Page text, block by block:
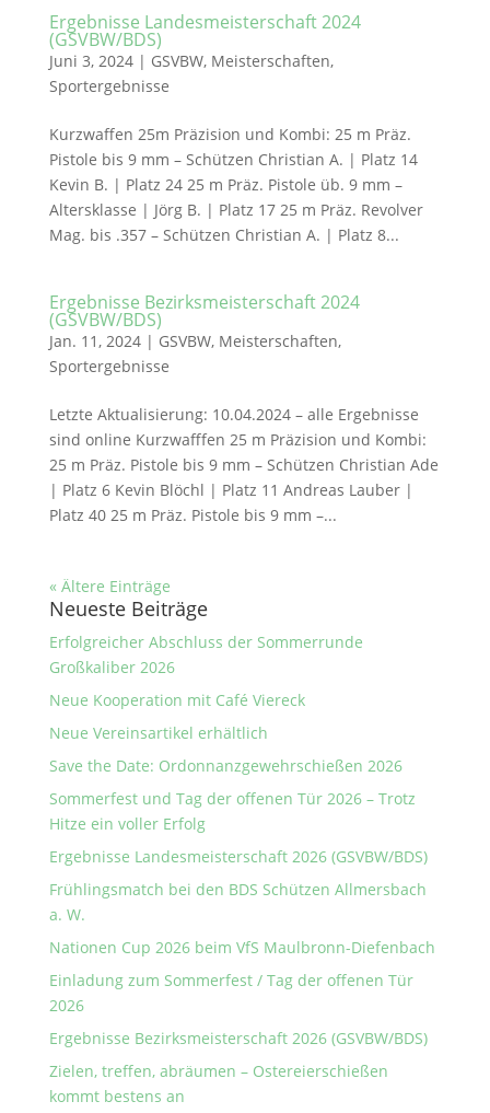
Ergebnisse Landesmeisterschaft 2024
(GSVBW/BDS)
Juni 3, 2024| GSVBW, Meisterschaften,
Sportergebnisse
Kurzwaffen 25m Präzision und Kombi: 25 m Präz.
Pistole bis 9 mm – Schützen Christian A. | Platz 14
Kevin B. | Platz 24 25 m Präz. Pistole üb. 9 mm –
Altersklasse | Jörg B. | Platz 17 25 m Präz. Revolver
Mag. bis .357 – Schützen Christian A. | Platz 8...
Ergebnisse Bezirksmeisterschaft 2024
(GSVBW/BDS)
Jan. 11, 2024| GSVBW, Meisterschaften,
Sportergebnisse
Letzte Aktualisierung: 10.04.2024 – alle Ergebnisse
sind online Kurzwafffen 25 m Präzision und Kombi:
25 m Präz. Pistole bis 9 mm – Schützen Christian Ade
| Platz 6 Kevin Blöchl | Platz 11 Andreas Lauber |
Platz 40 25 m Präz. Pistole bis 9 mm –...
« Ältere Einträge
Neueste Beiträge
Erfolgreicher Abschluss der Sommerrunde
Großkaliber 2026
Neue Kooperation mit Café Viereck
Neue Vereinsartikel erhältlich
Save the Date: Ordonnanzgewehrschießen 2026
Sommerfest und Tag der offenen Tür 2026 – Trotz
Hitze ein voller Erfolg
Ergebnisse Landesmeisterschaft 2026 (GSVBW/BDS)
Frühlingsmatch bei den BDS Schützen Allmersbach
a. W.
Nationen Cup 2026 beim VfS Maulbronn-Diefenbach
Einladung zum Sommerfest / Tag der offenen Tür
2026
Ergebnisse Bezirksmeisterschaft 2026 (GSVBW/BDS)
Zielen, treffen, abräumen – Ostereierschießen
kommt bestens an